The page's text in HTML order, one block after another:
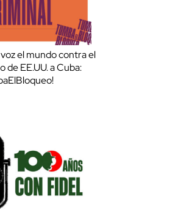
el mundo contra el
de EE.UU. a Cuba: